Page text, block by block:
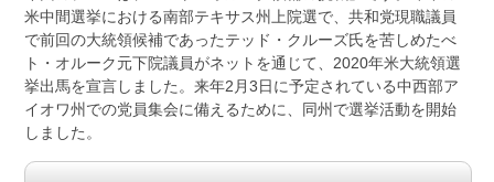
米中間選挙における南部テキサス州上院選で、共和党現職議員
で前回の大統領候補であったテッド・クルーズ氏を苦しめたべ
ト・オルーク元下院議員がネットを通じて、2020年米大統領選
挙出馬を宣言しました。来年2月3日に予定されている中西部ア
イオワ州での党員集会に備えるために、同州で選挙活動を開始
しました。